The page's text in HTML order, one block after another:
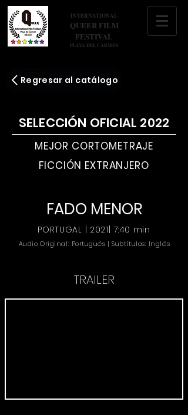
INTERNATIONAL
QUEER FILM
FESTIVAL
PLAYA DEL CARMEN
Regresar al catálogo
SELECCIÓN OFICIAL 2022
MEJOR CORTOMETRAJE
FICCIÓN EXTRANJERO
FADO MENOR
PORTUGAL | 2021| 7:40 min
Audio Original: Portugués | Subtítulos: Inglés
TRAILER